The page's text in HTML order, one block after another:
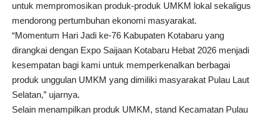
untuk mempromosikan produk-produk UMKM lokal sekaligus
mendorong pertumbuhan ekonomi masyarakat.
“Momentum Hari Jadi ke-76 Kabupaten Kotabaru yang
dirangkai dengan Expo Saijaan Kotabaru Hebat 2026 menjadi
kesempatan bagi kami untuk memperkenalkan berbagai
produk unggulan UMKM yang dimiliki masyarakat Pulau Laut
Selatan,” ujarnya.
Selain menampilkan produk UMKM, stand Kecamatan Pulau